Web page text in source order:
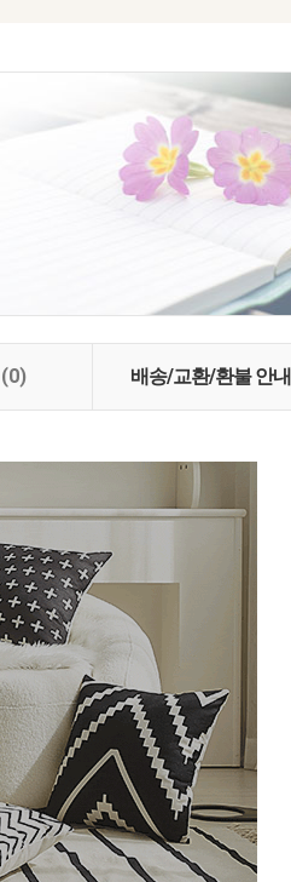
(0) 배송/교환/환불 안내